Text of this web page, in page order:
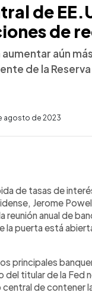
de
de
aún
de la
agosto de 2023
de tasas de
Jerome
reunión anual de
la puerta está
principales
del titular de la Fed
de contener